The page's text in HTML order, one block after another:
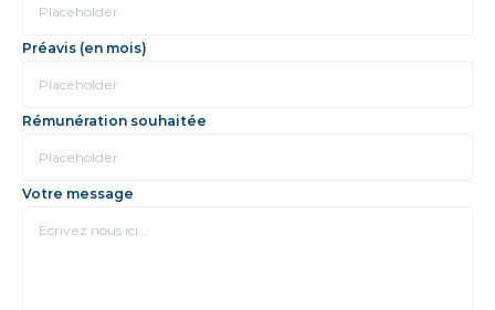
Préavis (en mois)
Rémunération souhaitée
Votre message